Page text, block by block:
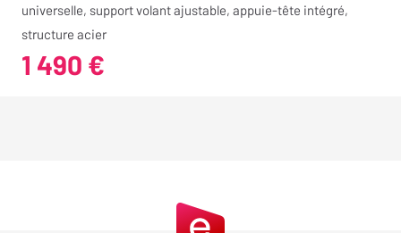
universelle, support volant ajustable, appuie-tête intégré,
structure acier
1 490 €